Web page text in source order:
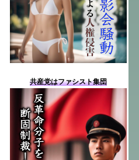
共産党はファシスト集団